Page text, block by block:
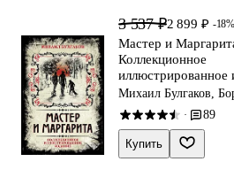
3 537 ₽2 899 ₽ -18%
Мастер и
Коллекционное
иллюстрированное
Михаил Булгаков,
В.В. Прокофьев
· 89
Купить